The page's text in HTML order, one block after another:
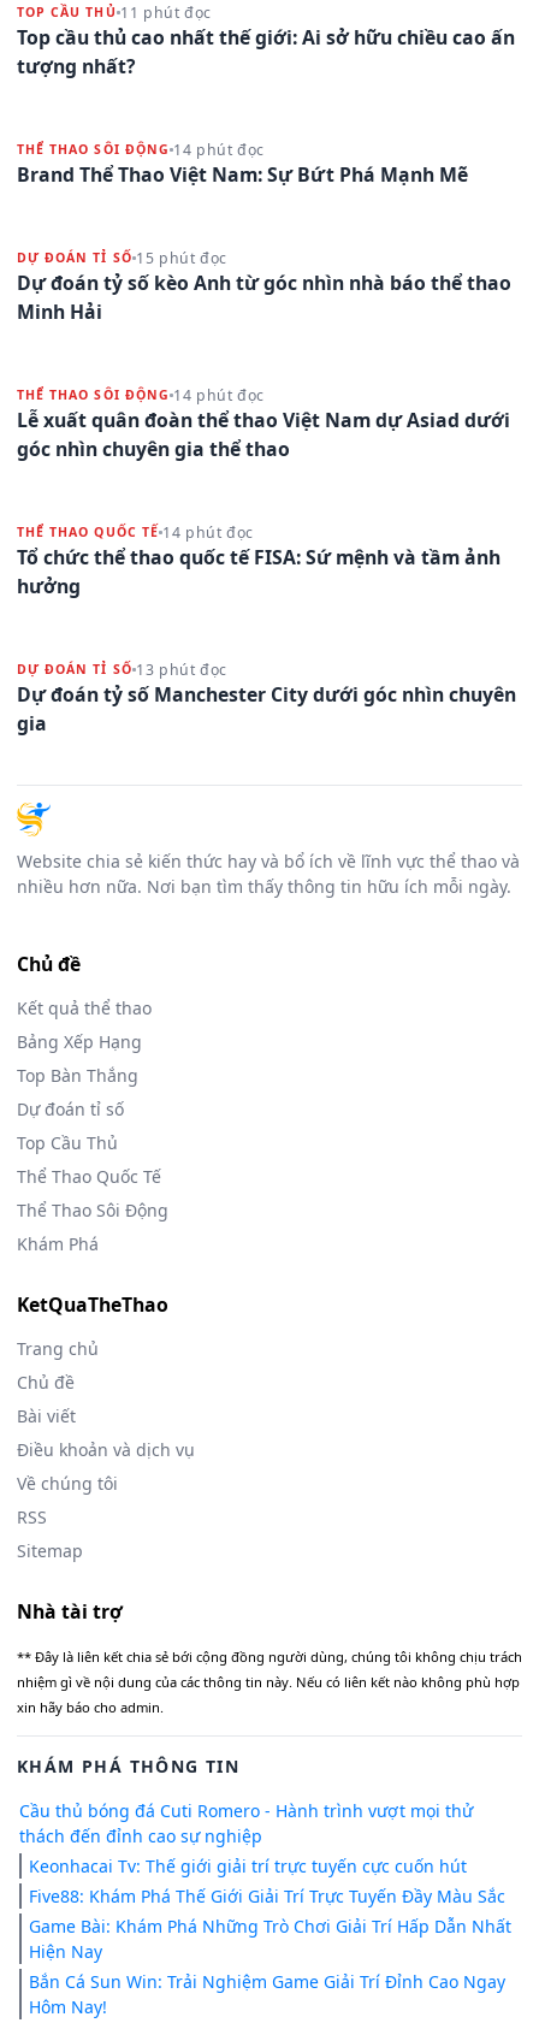
TOP CẦU THỦ 11 phút đọc
Top cầu thủ cao nhất thế giới: Ai sở hữu chiều cao ấn
tượng nhất?
THỂ THAO SÔI ĐỘNG 14 phút đọc
Brand Thể Thao Việt Nam: Sự Bứt Phá Mạnh Mẽ
DỰ ĐOÁN TỈ SỐ 15 phút đọc
Dự đoán tỷ số kèo Anh từ góc nhìn nhà báo thể thao
Minh Hải
THỂ THAO SÔI ĐỘNG 14 phút đọc
Lễ xuất quân đoàn thể thao Việt Nam dự Asiad dưới
góc nhìn chuyên gia thể thao
THỂ THAO QUỐC TẾ 14 phút đọc
Tổ chức thể thao quốc tế FISA: Sứ mệnh và tầm ảnh
hưởng
DỰ ĐOÁN TỈ SỐ 13 phút đọc
Dự đoán tỷ số Manchester City dưới góc nhìn chuyên
gia
Website chia sẻ kiến thức hay và bổ ích về lĩnh vực thể thao và
nhiều hơn nữa. Nơi bạn tìm thấy thông tin hữu ích mỗi ngày.
Chủ đề
Kết quả thể thao
Bảng Xếp Hạng
Top Bàn Thắng
Dự đoán tỉ số
Top Cầu Thủ
Thể Thao Quốc Tế
Thể Thao Sôi Động
Khám Phá
KetQuaTheThao
Trang chủ
Chủ đề
Bài viết
Điều khoản và dịch vụ
Về chúng tôi
RSS
Sitemap
Nhà tài trợ
** Đây là liên kết chia sẻ bới cộng đồng người dùng, chúng tôi không chịu trách
nhiệm gì về nội dung của các thông tin này. Nếu có liên kết nào không phù hợp
xin hãy báo cho admin.
KHÁM PHÁ THÔNG TIN
Cầu thủ bóng đá Cuti Romero - Hành trình vượt mọi thử
thách đến đỉnh cao sự nghiệp
Keonhacai Tv: Thế giới giải trí trực tuyến cực cuốn hút
Five88: Khám Phá Thế Giới Giải Trí Trực Tuyến Đầy Màu Sắc
Game Bài: Khám Phá Những Trò Chơi Giải Trí Hấp Dẫn Nhất
Hiện Nay
Bắn Cá Sun Win: Trải Nghiệm Game Giải Trí Đỉnh Cao Ngay
Hôm Nay!